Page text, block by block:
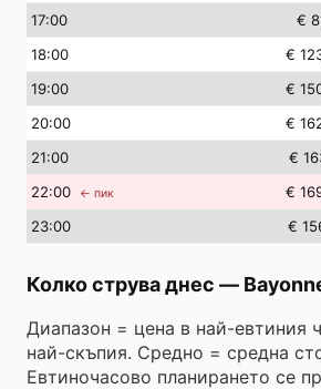
17:00 €
18:00 €
19:00 €
20:00 €
21:00 €
22:00 ← пик €
23:00 €
Колко струва днес —
Диапазон = цена в най-евтиния
най-скъпия. Средно = средна
Евтиночасово планирането се